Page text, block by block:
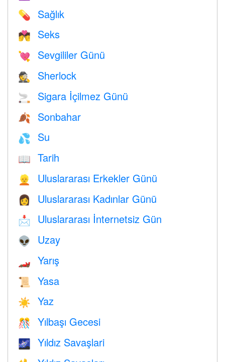
💊 Sağlık
💏 Seks
💘 Sevgililer Günü
🕵️ Sherlock
🚬 Sigara İçilmez Günü
🍂 Sonbahar
💦 Su
📖 Tarih
👱 Uluslararası Erkekler Günü
👩 Uluslararası Kadınlar Günü
📩 Uluslararası İnternetsiz Gün
👽 Uzay
🏎 Yarış
📜 Yasa
☀️ Yaz
🎊 Yılbaşı Gecesi
🌌 Yıldız Savaşlari